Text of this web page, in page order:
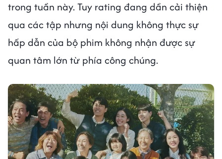
trong tuần này. Tuy rating đang dần cải thiện
qua các tập nhưng nội dung không thực sự
hấp dẫn của bộ phim không nhận được sự
quan tâm lớn từ phía công chúng.